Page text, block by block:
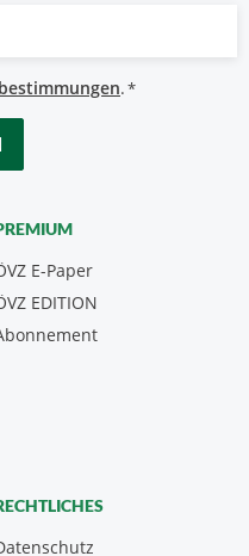
.*
E-Paper
EDITION